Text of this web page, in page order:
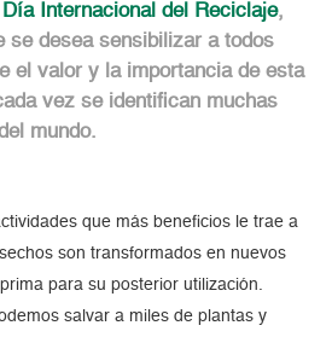
Día Internacional del Reciclaje,
se desea sensibilizar a todos
el valor y la importancia de esta
vez se identifican muchas
mundo.
que más beneficios le trae a
son transformados en nuevos
para su posterior utilización.
salvar a miles de plantas y